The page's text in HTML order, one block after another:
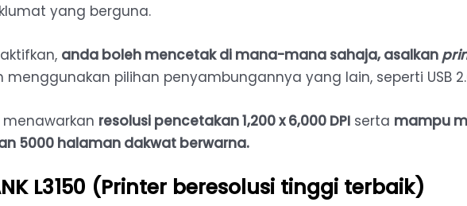
yang berguna.
anda boleh mencetak di mana-mana sahaja, asalkan
menggunakan pilihan penyambungannya yang lain, seperti USB
menawarkan resolusi pencetakan 1,200 x 6,000 DPI serta mampu
5000 halaman dakwat berwarna.
L3150 (Printer beresolusi tinggi terbaik)